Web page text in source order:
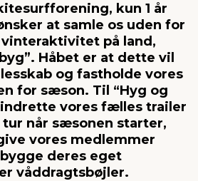
kun 1 år
at samle os uden for
på land,
Håbet er at dette vil
og fastholde vores
for sæson. Til “Hyg og
indrette vores fælles trailer
når sæsonen starter,
vores medlemmer
deres eget
våddragtsbøjler.